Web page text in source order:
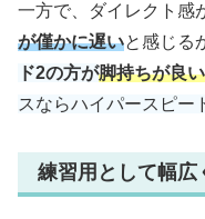
一方で、ダイレクト感
が僅かに遅いと感じる
ド2の方が脚持ちが良い
スならハイパースピー
練習用として幅広